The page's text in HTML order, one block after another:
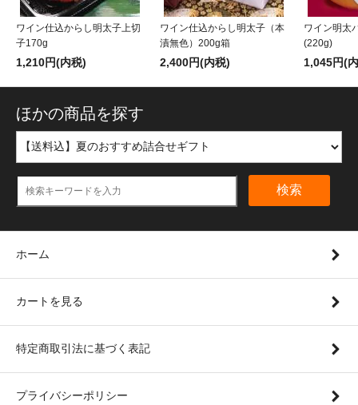
ワイン仕込からし明太子上切
子170g
1,210円(内税)
ワイン仕込からし明太子（本
漬無色）200g箱
2,400円(内税)
ワイン明太
(220g)
1,045円(
ほかの商品を探す
検索
ホーム
カートを見る
特定商取引法に基づく表記
プライバシーポリシー